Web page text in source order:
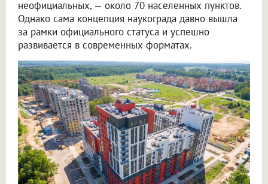
неофициальных, — около 70 населенных пунктов.
Однако сама концепция наукограда давно вышла
за рамки официального статуса и успешно
развивается в современных форматах.